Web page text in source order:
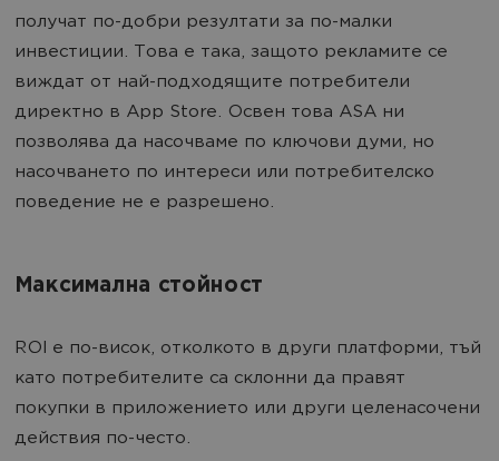
получат по-добри резултати за по-малки
инвестиции. Това е така, защото рекламите се
виждат от най-подходящите потребители
директно в App Store. Освен това ASA ни
позволява да насочваме по ключови думи, но
насочването по интереси или потребителско
поведение не е разрешено.
Максимална стойност
ROI е по-висок, отколкото в други платформи, тъй
като потребителите са склонни да правят
покупки в приложението или други целенасочени
действия по-често.